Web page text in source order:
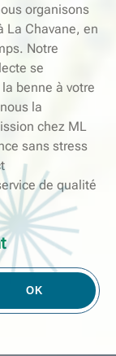
organisons
La Chavane, en
Notre
se
benne à votre
la
chez ML
sans stress
de qualité